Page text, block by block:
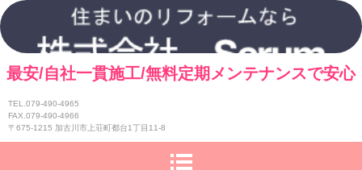
最安/自社一貫施工/無料定期メンテナンスで安心
TEL.079-490-4965
FAX.079-490-4966
〒675-1215 加古川市上荘町都台1丁目11-8